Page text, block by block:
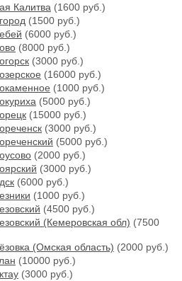
Калитва (1600 руб.)
(1500 руб.)
(6000 руб.)
(8000 руб.)
(3000 руб.)
(16000 руб.)
(1000 руб.)
(5000 руб.)
(15000 руб.)
(3000 руб.)
(5000 руб.)
(2000 руб.)
(3000 руб.)
(6000 руб.)
(1000 руб.)
(4500 руб.)
(Кемеровская обл) (7500
(Омская область) (2000 руб.)
(10000 руб.)
(3000 руб.)